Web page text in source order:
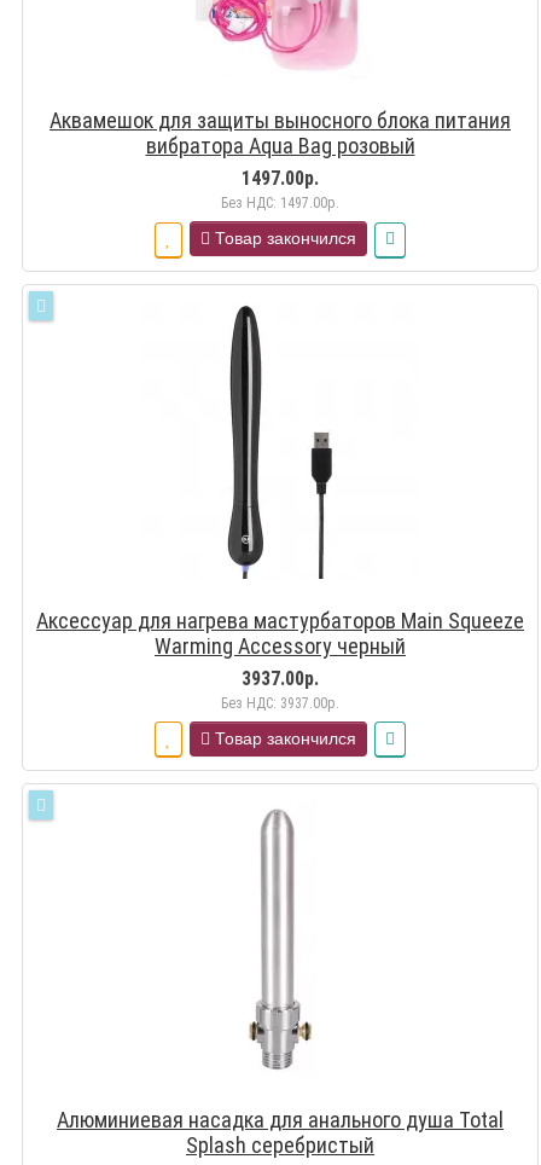
Аквамешок для защиты выносного блока питания
вибратора Aqua Bag розовый
1497.00р.
Без НДС: 1497.00р.
Товар закончился
Аксессуар для нагрева мастурбаторов Main Squeeze
Warming Accessory черный
3937.00р.
Без НДС: 3937.00р.
Товар закончился
Алюминиевая насадка для анального душа Total
Splash серебристый